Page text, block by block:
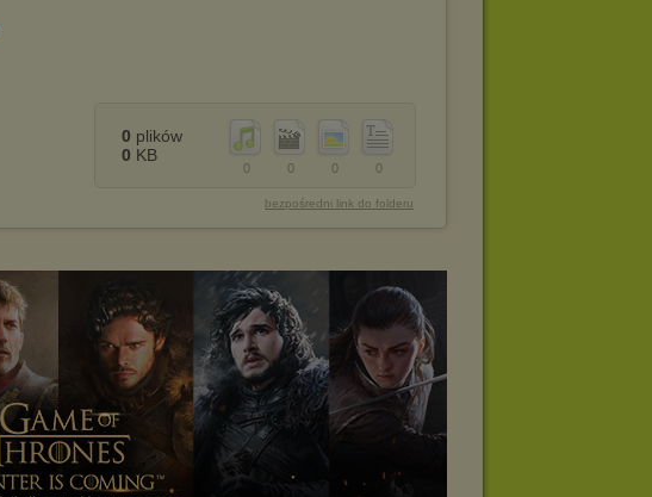
0
0
0
0
0 plików
0 KB
bezpośredni link do folderu